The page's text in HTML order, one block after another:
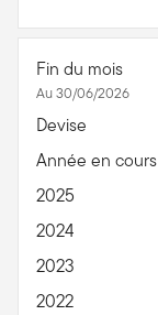
Fin du mois
Au 30/06/2026
Devise
Année en cours
2025
2024
2023
2022